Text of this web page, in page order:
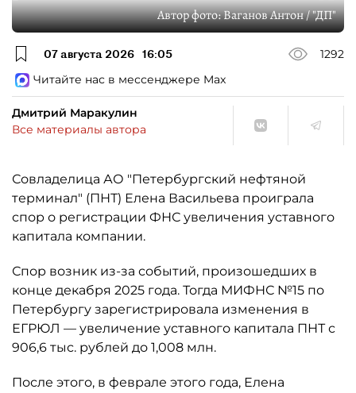
Автор фото:Ваганов Антон / "ДП"
07 августа 2026 16:05
1292
Читайте нас в мессенджере Max
Дмитрий Маракулин
Все материалы автора
Совладелица АО "Петербургский нефтяной
терминал" (ПНТ) Елена Васильева проиграла
спор о регистрации ФНС увеличения уставного
капитала компании.
Спор возник из-за событий, произошедших в
конце декабря 2025 года. Тогда МИФНС №15 по
Петербургу зарегистрировала изменения в
ЕГРЮЛ — увеличение уставного капитала ПНТ с
906,6 тыс. рублей до 1,008 млн.
После этого, в феврале этого года, Елена